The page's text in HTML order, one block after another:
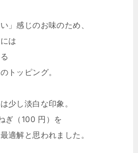
」感じのお味のため、
は
トッピング。
少し淡白な印象。
ぎ（100 円）を
適解と思われました。